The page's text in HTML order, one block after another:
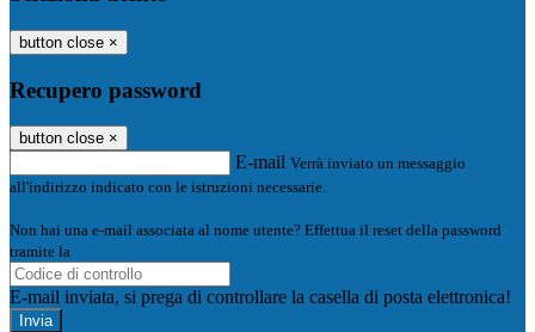
button close ×
Recupero password
button close ×
E-mail Verrà inviato un messaggio
all'indirizzo indicato con le istruzioni necessarie.
Non hai una e-mail associata al nome utente? Effettua il reset della password
tramite la
E-mail inviata, si prega di controllare la casella di posta elettronica!